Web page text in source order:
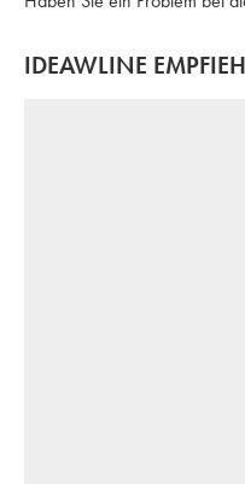
IDEAWLINE